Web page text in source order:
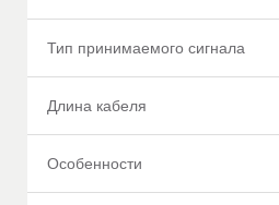
Тип принимаемого сигнала
Длина кабеля
Особенности